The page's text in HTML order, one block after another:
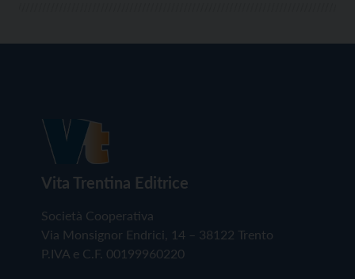
Vita Trentina Editrice
Società Cooperativa
Via Monsignor Endrici, 14 – 38122 Trento
P.IVA e C.F. 00199960220